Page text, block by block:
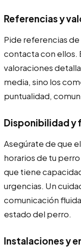
Referencias y
Pide referencias
contacta con ellos.
valoraciones
media, sino los
puntualidad,
Disponibilidad y
Asegúrate de que
horarios de tu
que tiene
urgencias. Un
comunicación
estado del perro.
Instalaciones y